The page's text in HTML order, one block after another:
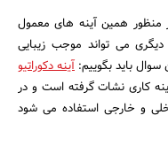
همین آینه های معمول
می تواند موجب زیبایی
باید بگوییم: آینه دکوراتیو
کاری نشات گرفته است و در
و خارجی استفاده می شود